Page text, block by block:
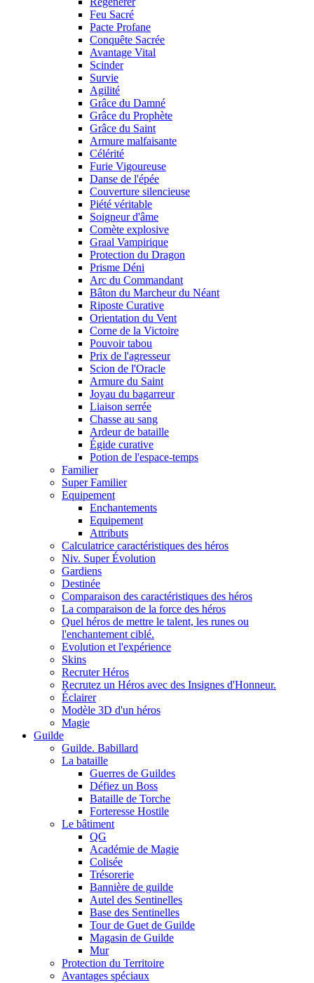
Feu Sacré
Pacte Profane
Conquête Sacrée
Avantage Vital
Scinder
Survie
Agilité
Grâce du Damné
Grâce du Prophète
Grâce du Saint
Armure malfaisante
Célérité
Furie Vigoureuse
Danse de l'épée
Couverture silencieuse
Piété véritable
Soigneur d'âme
Comète explosive
Graal Vampirique
Protection du Dragon
Prisme Déni
Arc du Commandant
Bâton du Marcheur du Néant
Riposte Curative
Orientation du Vent
Corne de la Victoire
Pouvoir tabou
Prix de l'agresseur
Scion de l'Oracle
Armure du Saint
Joyau du bagarreur
Liaison serrée
Chasse au sang
Ardeur de bataille
Égide curative
Potion de l'espace-temps
Familier
Super Familier
Equipement
Enchantements
Equipement
Attributs
Calculatrice caractéristiques des héros
Niv. Super Évolution
Gardiens
Destinée
Comparaison des caractéristiques des héros
La comparaison de la force des héros
Quel héros de mettre le talent, les runes ou
l'enchantement ciblé.
Evolution et l'expérience
Skins
Recruter Héros
Recrutez un Héros avec des Insignes d'Honneur.
Éclairer
Modèle 3D d'un héros
Magie
Guilde
Guilde. Babillard
La bataille
Guerres de Guildes
Défiez un Boss
Bataille de Torche
Forteresse Hostile
Le bâtiment
QG
Académie de Magie
Colisée
Trésorerie
Bannière de guilde
Autel des Sentinelles
Base des Sentinelles
Tour de Guet de Guilde
Magasin de Guilde
Mur
Protection du Territoire
Avantages spéciaux